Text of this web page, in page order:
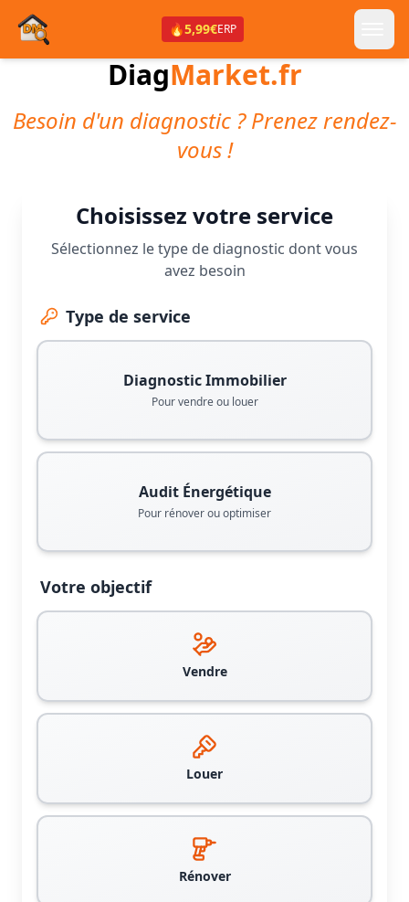
🔥5,99€ERP
DiagMarket.fr
Besoin d'un diagnostic ? Prenez rendez-
vous !
Choisissez votre service
Sélectionnez le type de diagnostic dont vous
avez besoin
Type de service
Diagnostic Immobilier
Pour vendre ou louer
Audit Énergétique
Pour rénover ou optimiser
Votre objectif
Vendre
Louer
Rénover